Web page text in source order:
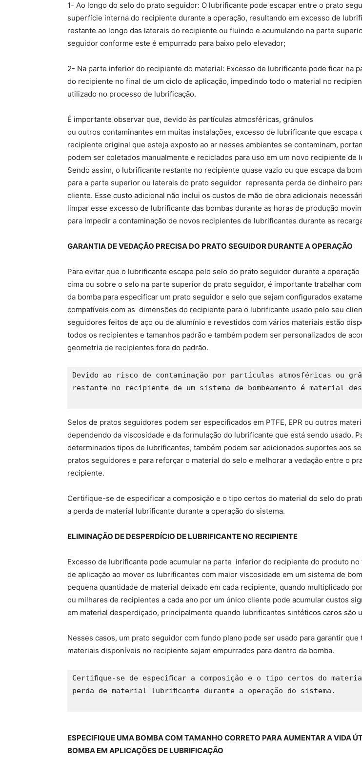
1- Ao longo do selo do prato seguidor: O lubrificante pode escapar entre o prato
superfície interna do recipiente durante a operação, resultando em excesso de
restante ao longo das laterais do recipiente ou fluindo e acumulando na parte
seguidor conforme este é empurrado para baixo pelo elevador;
2- Na parte inferior do recipiente do material: Excesso de lubrificante pode ficar na
do recipiente no final de um ciclo de aplicação, impedindo todo o material no
utilizado no processo de lubrificação.
É importante observar que, devido às partículas atmosféricas, grânulos
ou outros contaminantes em muitas instalações, excesso de lubrificante que escapa
recipiente original que esteja exposto ao ar nesses ambientes se contaminam,
podem ser coletados manualmente e reciclados para uso em um novo recipiente de
Sendo assim, o lubrificante restante no recipiente quase vazio ou que escapa da
para a parte superior ou laterais do prato seguidor representa perda de dinheiro
cliente. Esse custo adicional não inclui os custos de mão de obra adicionais
limpar esse excesso de lubrificante das bombas durante as horas de produção
para impedir a contaminação de novos recipientes de lubrificantes durante as
GARANTIA DE VEDAÇÃO PRECISA DO PRATO SEGUIDOR DURANTE A OPERAÇÃO
Para evitar que o lubrificante escape pelo selo do prato seguidor durante a operação
cima ou sobre o selo na parte superior do prato seguidor, é importante trabalhar
da bomba para especificar um prato seguidor e selo que sejam configurados
compatíveis com as dimensões do recipiente para o lubrificante usado pelo seu
seguidores feitos de aço ou de alumínio e revestidos com vários materiais estão
todos os recipientes e tamanhos padrão e também podem ser personalizados de
geometria de recipientes fora do padrão.
Devido ao risco de contaminação por partículas atmosféricas ou
restante no recipiente de um sistema de bombeamento é material
Selos de pratos seguidores podem ser especificados em PTFE, EPR ou outros
dependendo da viscosidade e da formulação do lubrificante que está sendo usado.
determinados tipos de lubrificantes, também podem ser adicionados suportes aos
pratos seguidores e para reforçar o material do selo e melhorar a vedação entre o
recipiente.
Certifique-se de especificar a composição e o tipo certos do material do selo do
a perda de material lubrificante durante a operação do sistema.
ELIMINAÇÃO DE DESPERDÍCIO DE LUBRIFICANTE NO RECIPIENTE
Excesso de lubrificante pode acumular na parte inferior do recipiente do produto no
de aplicação ao mover os lubrificantes com maior viscosidade em um sistema de
pequena quantidade de material deixado em cada recipiente, quando multiplicado
ou milhares de recipientes a cada ano por um único cliente pode acumular custos
em material desperdiçado, principalmente quando lubrificantes sintéticos caros são
Nesses casos, um prato seguidor com fundo plano pode ser usado para garantir que
materiais disponíveis no recipiente sejam empurrados para dentro da bomba.
Certiﬁque-se de especiﬁcar a composição e o tipo certos do
perda de material lubriﬁcante durante a operação do sistema.
ESPECIFIQUE UMA BOMBA COM TAMANHO CORRETO PARA AUMENTAR A VIDA
BOMBA EM APLICAÇÕES DE LUBRIFICAÇÃO